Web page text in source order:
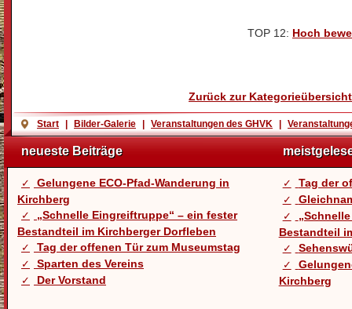
TOP 12: Hoch
Zurück zur Kategorieübersicht
Start Bilder-Galerie Veranstaltungen des GHVK
neueste Beiträge
Gelungene ECO-Pfad-Wanderung in
Kirchberg
„Schnelle Eingreiftruppe“ – ein fester
Bestandteil im Kirchberger Dorfleben
Tag der offenen Tür zum Museumstag
Sparten des Vereins
Der Vorstand
Tag der
Bestandteil
Kirchberg